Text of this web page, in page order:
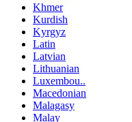
Khmer
Kurdish
Kyrgyz
Latin
Latvian
Lithuanian
Luxembou..
Macedonian
Malagasy
Malay